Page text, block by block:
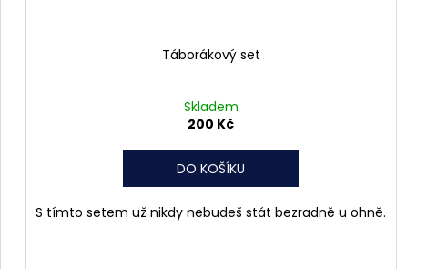
Táborákový set
Skladem
200 Kč
DO KOŠÍKU
S tímto setem už nikdy nebudeš stát bezradně u ohně.